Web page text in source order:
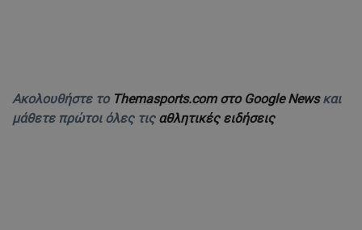
Ακολουθήστε το Themasports.com στο Google Newsκαι
μάθετε πρώτοι όλες τις αθλητικές ειδήσεις